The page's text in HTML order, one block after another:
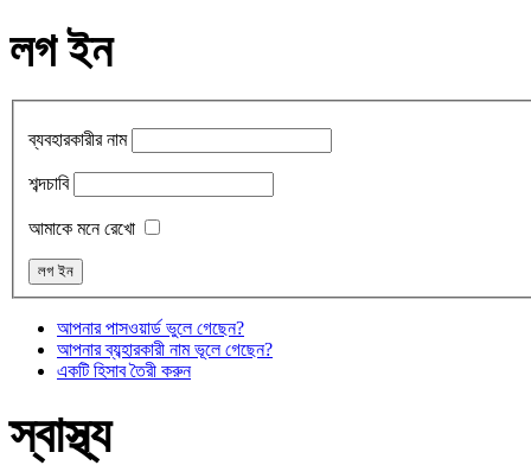
লগ ইন
ব্যবহারকারীর নাম
শব্দচাবি
আমাকে মনে রেখো
আপনার পাসওয়ার্ড ভুলে গেছেন?
আপনার ব্যব্হারকারী নাম ভূলে গেছেন?
একটি হিসাব তৈরী করুন
স্বাস্থ্য